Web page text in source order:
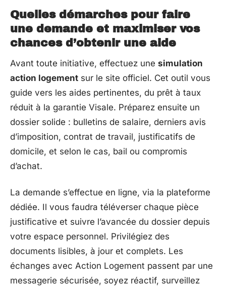
Quelles démarches pour faire
une demande et maximiser vos
chances d’obtenir une aide
Avant toute initiative, effectuez une simulation
action logement sur le site officiel. Cet outil vous
guide vers les aides pertinentes, du prêt à taux
réduit à la garantie Visale. Préparez ensuite un
dossier solide : bulletins de salaire, derniers avis
d’imposition, contrat de travail, justificatifs de
domicile, et selon le cas, bail ou compromis
d’achat.
La demande s’effectue en ligne, via la plateforme
dédiée. Il vous faudra téléverser chaque pièce
justificative et suivre l’avancée du dossier depuis
votre espace personnel. Privilégiez des
documents lisibles, à jour et complets. Les
échanges avec Action Logement passent par une
messagerie sécurisée, soyez réactif, surveillez